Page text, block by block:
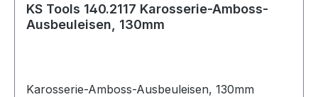
KS Tools 140.2117 Karosserie-Amboss-
Ausbeuleisen, 130mm
Karosserie-Amboss-Ausbeuleisen, 130mm